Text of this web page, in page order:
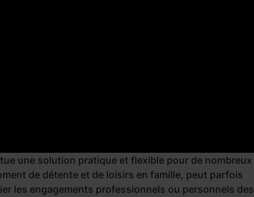
une solution pratique et flexible pour de nombreux
de détente et de loisirs en famille, peut parfois
les engagements professionnels ou personnels des